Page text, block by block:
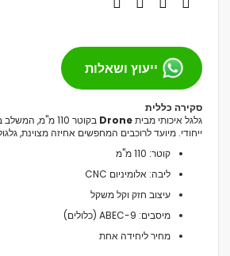
ייעוץ ושאלות
סקירה כללית
גלגל איכותי מביתDrone
בקוטר 110 מ"מ,
ייחודי. מיועד לרוכבים המחפשים אחיזה מצוינת,
קוטר: 110 מ"מ
ליבה: אלומיניום CNC
עיצוב חזק וקל משקל
מיסבים: ABEC-9 (כלולים)
מחיר ליחידה אחת